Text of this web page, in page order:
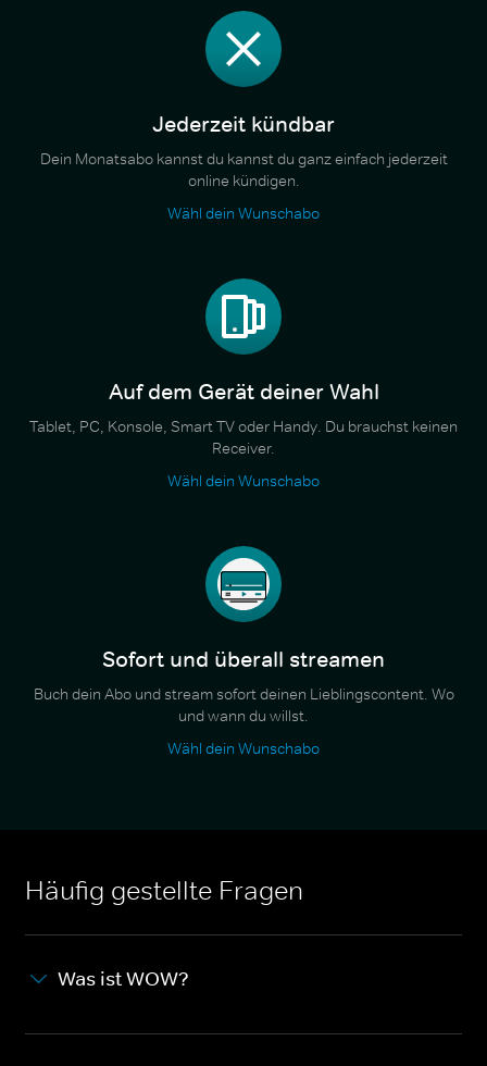
Jederzeit kündbar
Dein Monatsabo kannst du kannst du ganz einfach jederzeit
online kündigen.
Wähl dein Wunschabo
Auf dem Gerät deiner Wahl
Tablet, PC, Konsole, Smart TV oder Handy. Du brauchst keinen
Receiver.
Wähl dein Wunschabo
Sofort und überall streamen
Buch dein Abo und stream sofort deinen Lieblingscontent. Wo
und wann du willst.
Wähl dein Wunschabo
Häufig gestellte Fragen
Was ist WOW?